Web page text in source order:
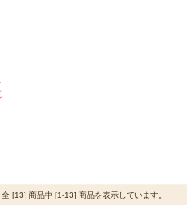
全 [13] 商品中 [1-13] 商品を表示しています。